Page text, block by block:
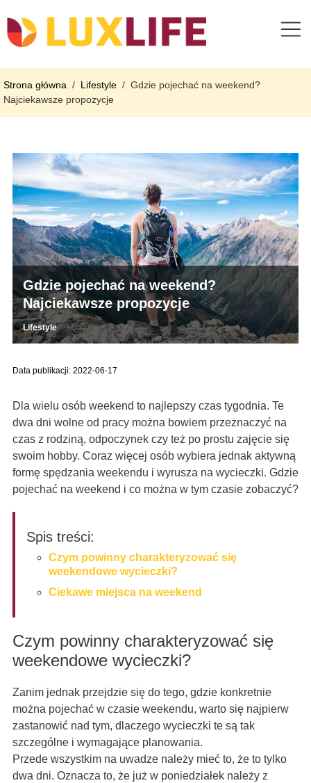
Strona główna / Lifestyle / Gdzie pojechać na weekend?
Najciekawsze propozycje
Gdzie pojechać na weekend?
Najciekawsze propozycje
Lifestyle
Data publikacji: 2022-06-17
Dla wielu osób weekend to najlepszy czas tygodnia. Te
dwa dni wolne od pracy można bowiem przeznaczyć na
czas z rodziną, odpoczynek czy też po prostu zajęcie się
swoim hobby. Coraz więcej osób wybiera jednak aktywną
formę spędzania weekendu i wyrusza na wycieczki. Gdzie
pojechać na weekend i co można w tym czasie zobaczyć?
Spis treści:
Czym powinny charakteryzować się
weekendowe wycieczki?
Ciekawe miejsca na weekend
Czym powinny charakteryzować się
weekendowe wycieczki?
Zanim jednak przejdzie się do tego, gdzie konkretnie
można pojechać w czasie weekendu, warto się najpierw
zastanowić nad tym, dlaczego wycieczki te są tak
szczególne i wymagające planowania.
Przede wszystkim na uwadze należy mieć to, że to tylko
dwa dni. Oznacza to, że już w poniedziałek należy z